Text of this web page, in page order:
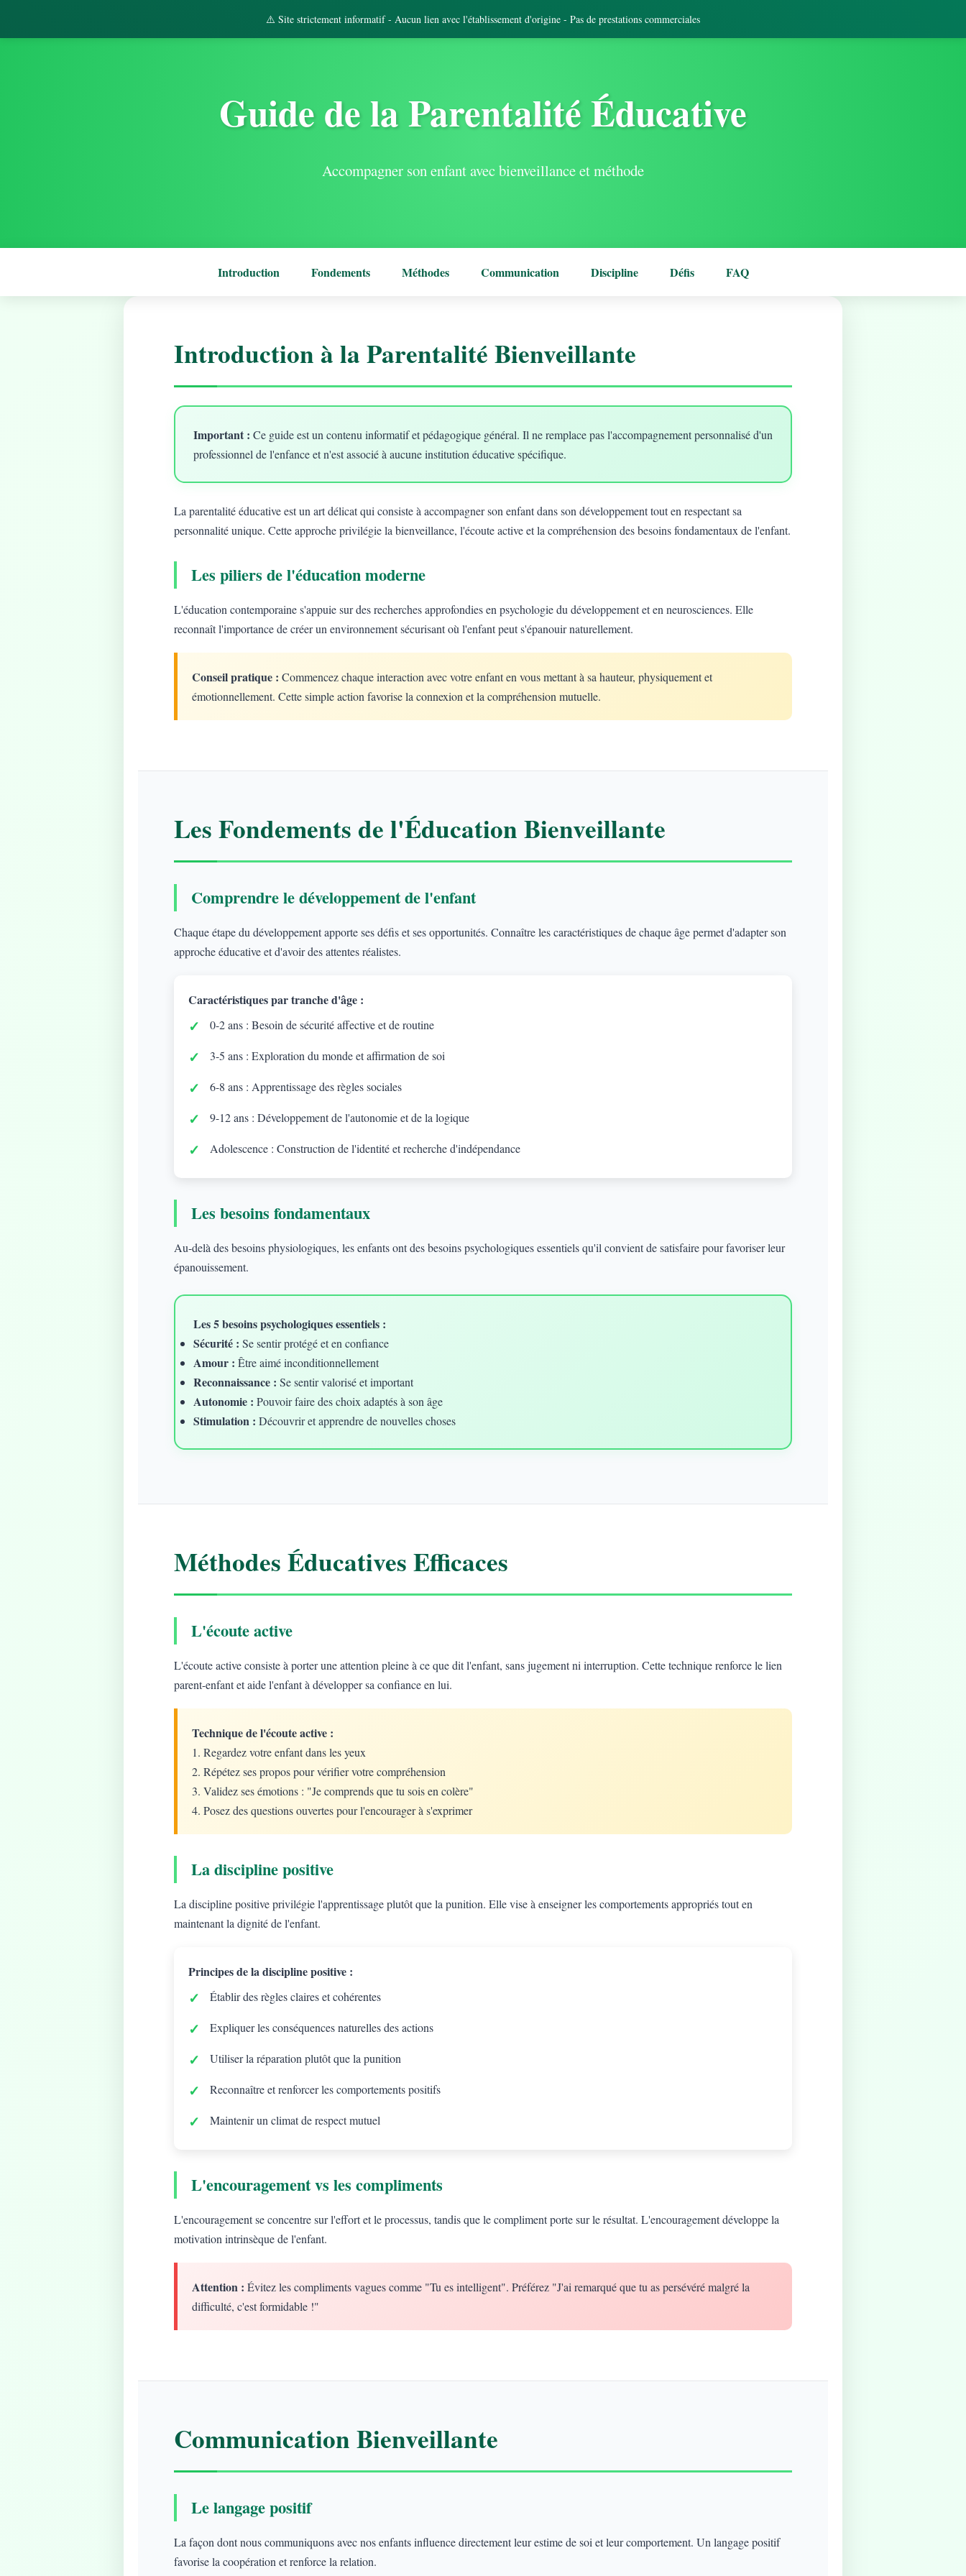
⚠️ Site strictement informatif - Aucun lien avec l'établissement d'origine - Pas de prestations commerciales
Guide de la Parentalité Éducative
Accompagner son enfant avec bienveillance et méthode
Introduction Fondements Méthodes Communication Discipline Défis FAQ
Introduction à la Parentalité Bienveillante
Important : Ce guide est un contenu informatif et pédagogique général. Il ne remplace pas l'accompagnement personnalisé d'un
professionnel de l'enfance et n'est associé à aucune institution éducative spécifique.
La parentalité éducative est un art délicat qui consiste à accompagner son enfant dans son développement tout en respectant sa
personnalité unique. Cette approche privilégie la bienveillance, l'écoute active et la compréhension des besoins fondamentaux de l'enfant.
Les piliers de l'éducation moderne
L'éducation contemporaine s'appuie sur des recherches approfondies en psychologie du développement et en neurosciences. Elle
reconnaît l'importance de créer un environnement sécurisant où l'enfant peut s'épanouir naturellement.
Conseil pratique : Commencez chaque interaction avec votre enfant en vous mettant à sa hauteur, physiquement et
émotionnellement. Cette simple action favorise la connexion et la compréhension mutuelle.
Les Fondements de l'Éducation Bienveillante
Comprendre le développement de l'enfant
Chaque étape du développement apporte ses défis et ses opportunités. Connaître les caractéristiques de chaque âge permet d'adapter son
approche éducative et d'avoir des attentes réalistes.
Caractéristiques par tranche d'âge :
0-2 ans : Besoin de sécurité affective et de routine
3-5 ans : Exploration du monde et affirmation de soi
6-8 ans : Apprentissage des règles sociales
9-12 ans : Développement de l'autonomie et de la logique
Adolescence : Construction de l'identité et recherche d'indépendance
Les besoins fondamentaux
Au-delà des besoins physiologiques, les enfants ont des besoins psychologiques essentiels qu'il convient de satisfaire pour favoriser leur
épanouissement.
Les 5 besoins psychologiques essentiels :
Sécurité : Se sentir protégé et en confiance
Amour : Être aimé inconditionnellement
Reconnaissance : Se sentir valorisé et important
Autonomie : Pouvoir faire des choix adaptés à son âge
Stimulation : Découvrir et apprendre de nouvelles choses
Méthodes Éducatives Efficaces
L'écoute active
L'écoute active consiste à porter une attention pleine à ce que dit l'enfant, sans jugement ni interruption. Cette technique renforce le lien
parent-enfant et aide l'enfant à développer sa confiance en lui.
Technique de l'écoute active :
1. Regardez votre enfant dans les yeux
2. Répétez ses propos pour vérifier votre compréhension
3. Validez ses émotions : "Je comprends que tu sois en colère"
4. Posez des questions ouvertes pour l'encourager à s'exprimer
La discipline positive
La discipline positive privilégie l'apprentissage plutôt que la punition. Elle vise à enseigner les comportements appropriés tout en
maintenant la dignité de l'enfant.
Principes de la discipline positive :
Établir des règles claires et cohérentes
Expliquer les conséquences naturelles des actions
Utiliser la réparation plutôt que la punition
Reconnaître et renforcer les comportements positifs
Maintenir un climat de respect mutuel
L'encouragement vs les compliments
L'encouragement se concentre sur l'effort et le processus, tandis que le compliment porte sur le résultat. L'encouragement développe la
motivation intrinsèque de l'enfant.
Attention : Évitez les compliments vagues comme "Tu es intelligent". Préférez "J'ai remarqué que tu as persévéré malgré la
difficulté, c'est formidable !"
Communication Bienveillante
Le langage positif
La façon dont nous communiquons avec nos enfants influence directement leur estime de soi et leur comportement. Un langage positif
favorise la coopération et renforce la relation.